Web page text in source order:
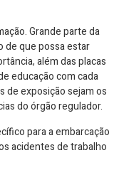
Grande parte da
de que possa estar
além das placas
educação com cada
de exposição sejam os
do órgão regulador.
para a embarcação
acidentes de trabalho